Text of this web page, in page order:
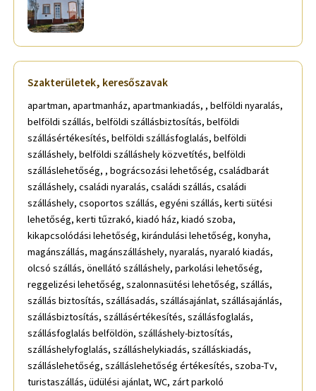
Szakterületek, keresőszavak
apartman, apartmanház, apartmankiadás, , belföldi nyaralás,
belföldi szállás, belföldi szállásbiztosítás, belföldi
szállásértékesítés, belföldi szállásfoglalás, belföldi
szálláshely, belföldi szálláshely közvetítés, belföldi
szálláslehetőség, , bográcsozási lehetőség, családbarát
szálláshely, családi nyaralás, családi szállás, családi
szálláshely, csoportos szállás, egyéni szállás, kerti sütési
lehetőség, kerti tűzrakó, kiadó ház, kiadó szoba,
kikapcsolódási lehetőség, kirándulási lehetőség, konyha,
magánszállás, magánszálláshely, nyaralás, nyaraló kiadás,
olcsó szállás, önellátó szálláshely, parkolási lehetőség,
reggelizési lehetőség, szalonnasütési lehetőség, szállás,
szállás biztosítás, szállásadás, szállásajánlat, szállásajánlás,
szállásbiztosítás, szállásértékesítés, szállásfoglalás,
szállásfoglalás belföldön, szálláshely-biztosítás,
szálláshelyfoglalás, szálláshelykiadás, szálláskiadás,
szálláslehetőség, szálláslehetőség értékesítés, szoba-Tv,
turistaszállás, üdülési ajánlat, WC, zárt parkoló